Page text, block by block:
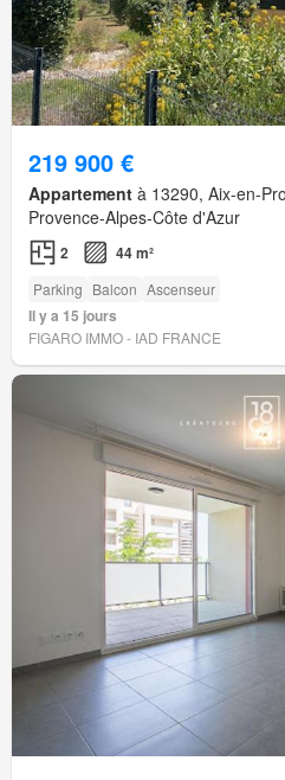
219 900 €
Appartement à 13290, Aix-en-
Provence-Alpes-Côte d'Azur
2 44 m²
Parking Balcon Ascenseur
Il y a 15 jours
FIGARO IMMO - IAD FRANCE